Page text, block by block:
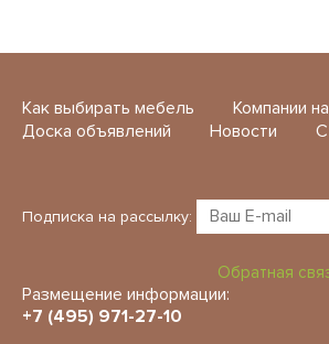
Как выбирать мебель
Компании
Доска объявлений
Новости
Подписка на рассылку:
Обратная
Размещение информации:
+7 (495) 971-27-10